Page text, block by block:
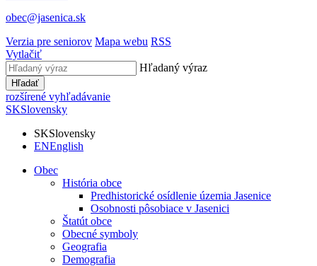
obec@jasenica.sk
Verzia pre seniorov Mapa webu RSS
Vytlačiť
Hľadaný výraz
Hľadať
rozšírené vyhľadávanie
SKSlovensky
SKSlovensky
ENEnglish
Obec
História obce
Predhistorické osídlenie územia Jasenice
Osobnosti pôsobiace v Jasenici
Štatút obce
Obecné symboly
Geografia
Demografia